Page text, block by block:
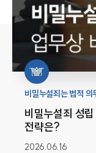
비밀누설죄는 법적 의
특별법에 의해 처벌될
비밀누설죄 성
전략은?
2026.06.16